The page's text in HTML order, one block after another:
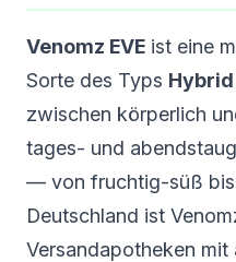
Venomz EVE ist eine
Sorte des Typs Hybrid
zwischen körperlich
tages- und
— von fruchtig-süß
Deutschland ist
Versandapotheken